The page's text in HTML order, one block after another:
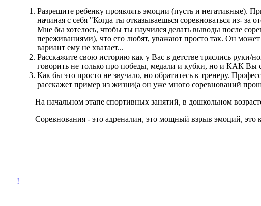
Разрешите ребенку проявлять эмоции (пусть и негативные).
начиная с себя "Когда ты отказываешься соревноваться из-
Мне бы хотелось, чтобы ты научился делать выводы после
переживаниями), что его любят, уважают просто так. Он
вариант ему не хватает...
Расскажите свою историю как у Вас в детстве тряслись руки/
говорить не только про победы, медали и кубки, но и КАК Вы
Как бы это просто не звучало, но обратитесь к тренеру.
расскажет пример из жизни(а он уже много соревнований
На начальном этапе спортивных занятий, в дошкольном
Соревнования - это адреналин, это мощный взрыв эмоций, это
!